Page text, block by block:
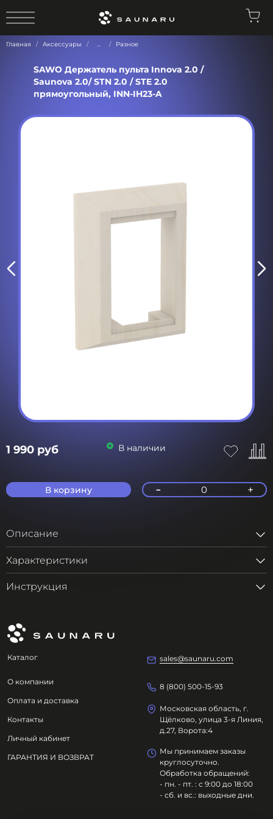
Главная Аксессуары ... Разное
SAWO Держатель пульта Innova 2.0 /
Saunova 2.0/ STN 2.0 / STE 2.0
прямоугольный, INN-IH23-A
1 990 руб В наличии
В корзину - 0 +
Описание
Характеристики
Инструкция
Каталог
О компании
Оплата и доставка
Контакты
Личный кабинет
ГАРАНТИЯ И ВОЗВРАТ
sales@saunaru.com
8 (800) 500-15-93
Московская область, г.
Щёлково, улица 3-я Линия,
д.27, Ворота:4
Мы принимаем заказы
круглосуточно.
Обработка обращений:
- пн. - пт. : с 9:00 до 18:00
- сб. и вс.: выходные дни.